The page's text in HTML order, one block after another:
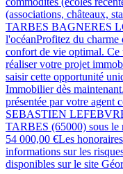
(associations, châteaux,
TARBES BAGNERES
l'océanProfitez du charme
confort de vie optimal. Ce
réaliser votre projet
saisir cette opportunité
Immobilier dès
présentée par votre
SEBASTIEN
TARBES (65000) sous le
54 000,00 €Les
informations sur les
disponibles sur le site